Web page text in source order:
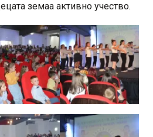
земаа активно учество.